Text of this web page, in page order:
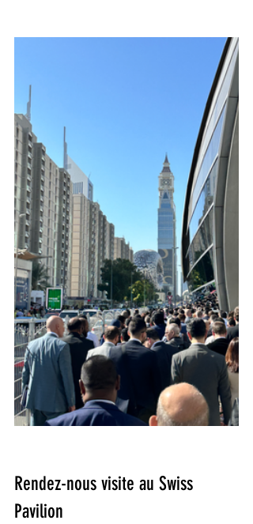
Rendez-nous visite au Swiss
Pavilion